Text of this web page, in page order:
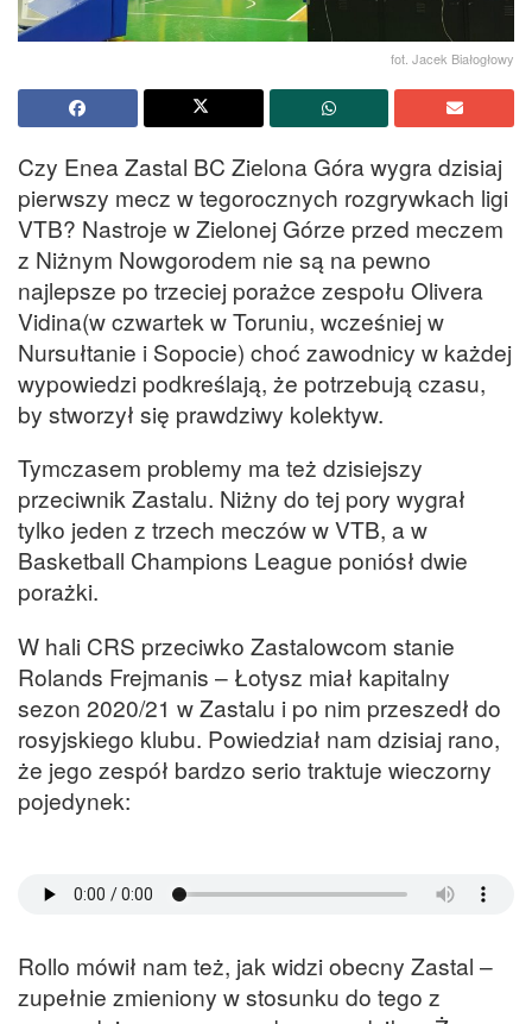
fot. Jacek Białogłowy
Czy Enea Zastal BC Zielona Góra wygra dzisiaj
pierwszy mecz w tegorocznych rozgrywkach ligi
VTB? Nastroje w Zielonej Górze przed meczem
z Niżnym Nowgorodem nie są na pewno
najlepsze po trzeciej porażce zespołu Olivera
Vidina(w czwartek w Toruniu, wcześniej w
Nursułtanie i Sopocie) choć zawodnicy w każdej
wypowiedzi podkreślają, że potrzebują czasu,
by stworzył się prawdziwy kolektyw.
Tymczasem problemy ma też dzisiejszy
przeciwnik Zastalu. Niżny do tej pory wygrał
tylko jeden z trzech meczów w VTB, a w
Basketball Champions League poniósł dwie
porażki.
W hali CRS przeciwko Zastalowcom stanie
Rolands Frejmanis – Łotysz miał kapitalny
sezon 2020/21 w Zastalu i po nim przeszedł do
rosyjskiego klubu. Powiedział nam dzisiaj rano,
że jego zespół bardzo serio traktuje wieczorny
pojedynek:
Rollo mówił nam też, jak widzi obecny Zastal –
zupełnie zmieniony w stosunku do tego z